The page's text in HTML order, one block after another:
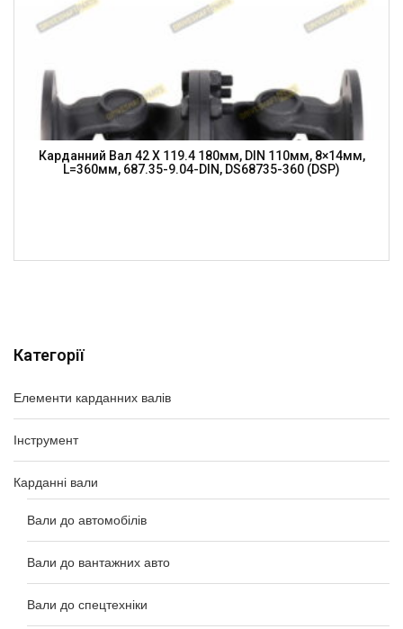
Категорії
Елементи карданних валів
Інструмент
Карданні вали
Вали до автомобілів
Вали до вантажних авто
Вали до спецтехніки
Карданний Вал 42 X 119.4 180мм, DIN 110мм, 8×14мм,
L=360мм, 687.35-9.04-DIN, DS68735-360 (DSP)